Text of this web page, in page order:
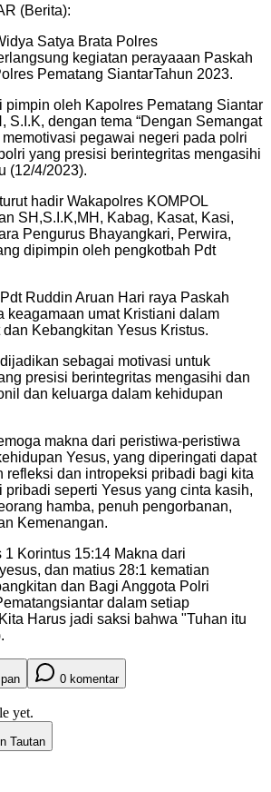
(Berita):
Satya Brata Polres
kegiatan perayaaan Paskah
Pematang SiantarTahun 2023.
pimpin oleh Kapolres Pematang Siantar
S.I.K, dengan tema “Dengan Semangat
pegawai negeri pada polri
yang presisi berintegritas mengasihi
(12/4/2023).
hadir Wakapolres KOMPOL
SH,S.I.K,MH, Kabag, Kasat, Kasi,
Pengurus Bhayangkari, Perwira,
dipimpin oleh pengkotbah Pdt
Ruddin Aruan Hari raya Paskah
keagamaan umat Kristiani dalam
Kebangkitan Yesus Kristus.
sebagai motivasi untuk
presisi berintegritas mengasihi dan
dan keluarga dalam kehidupan
makna dari peristiwa-peristiwa
Yesus, yang diperingati dapat
refleksi dan intropeksi pribadi bagi kita
pribadi seperti Yesus yang cinta kasih,
hamba, penuh pengorbanan,
Kemenangan.
1 Korintus 15:14 Makna dari
dan matius 28:1 kematian
dan Bagi Anggota Polri
dalam setiap
Harus jadi saksi bahwa "Tuhan itu
0 komentar
yet.
Tautan